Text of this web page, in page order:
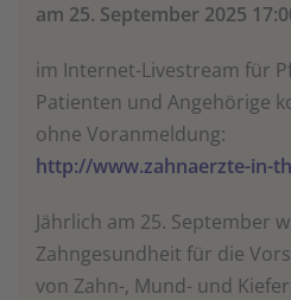
am 25. September 2025
im Internet-Livestream für
Patienten und Angehörige
ohne Voranmeldung:
http://www.zahnaerzte-in-
Jährlich am 25. September
Zahngesundheit für die
von Zahn-, Mund- und